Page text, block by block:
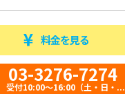
料金を見る
03-3276-7274
受付10:00〜16:00（土・日・...